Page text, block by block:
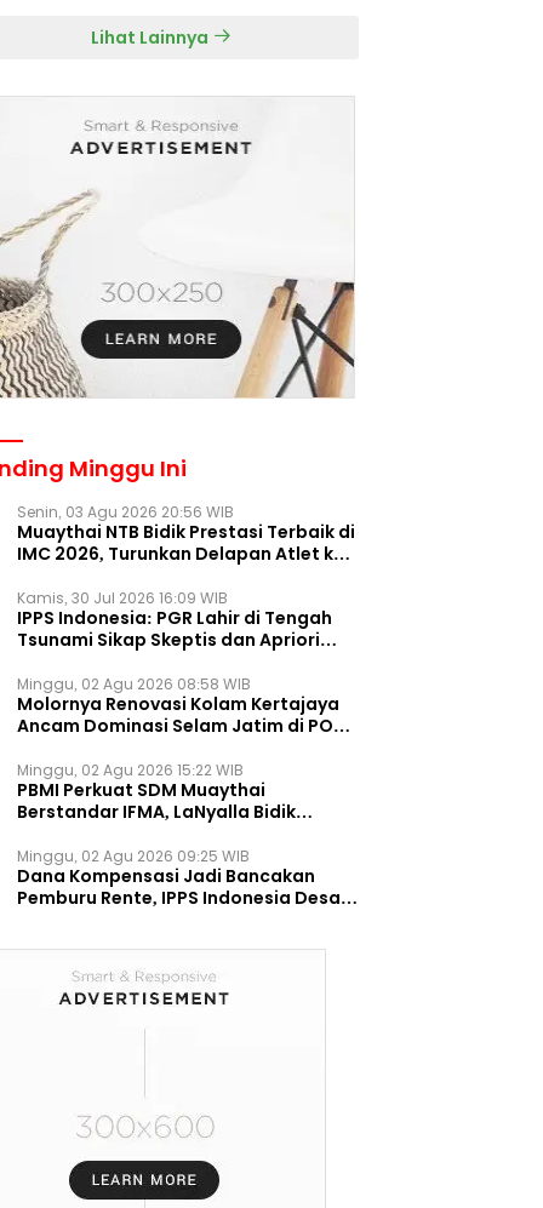
Lihat Lainnya
Minggu Ini
Senin, 03 Agu 2026 20:56 WIB
Muaythai NTB Bidik Prestasi Terbaik di
IMC 2026, Turunkan Delapan Atlet ke
Kamis, 30 Jul 2026 16:09 WIB
IPPS Indonesia: PGR Lahir di Tengah
Tsunami Sikap Skeptis dan Apriori
Minggu, 02 Agu 2026 08:58 WIB
Molornya Renovasi Kolam Kertajaya
Ancam Dominasi Selam Jatim di PON
Minggu, 02 Agu 2026 15:22 WIB
PBMI Perkuat SDM Muaythai
Berstandar IFMA, LaNyalla Bidik
Minggu, 02 Agu 2026 09:25 WIB
Dana Kompensasi Jadi Bancakan
Pemburu Rente, IPPS Indonesia Desak